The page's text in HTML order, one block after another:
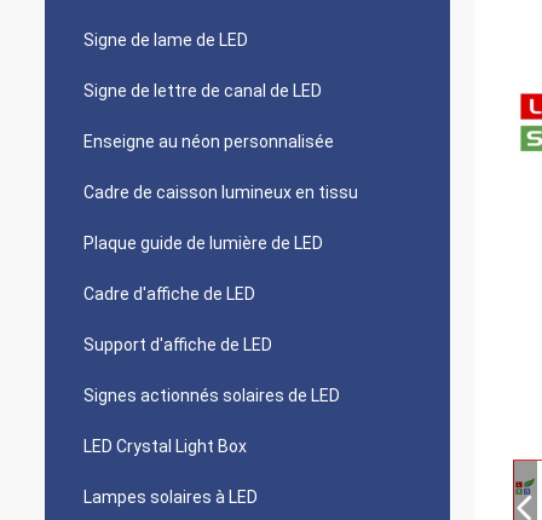
Signe de lame de LED
Signe de lettre de canal de LED
Enseigne au néon personnalisée
Cadre de caisson lumineux en tissu
Plaque guide de lumière de LED
Cadre d'affiche de LED
Support d'affiche de LED
Signes actionnés solaires de LED
LED Crystal Light Box
Lampes solaires à LED